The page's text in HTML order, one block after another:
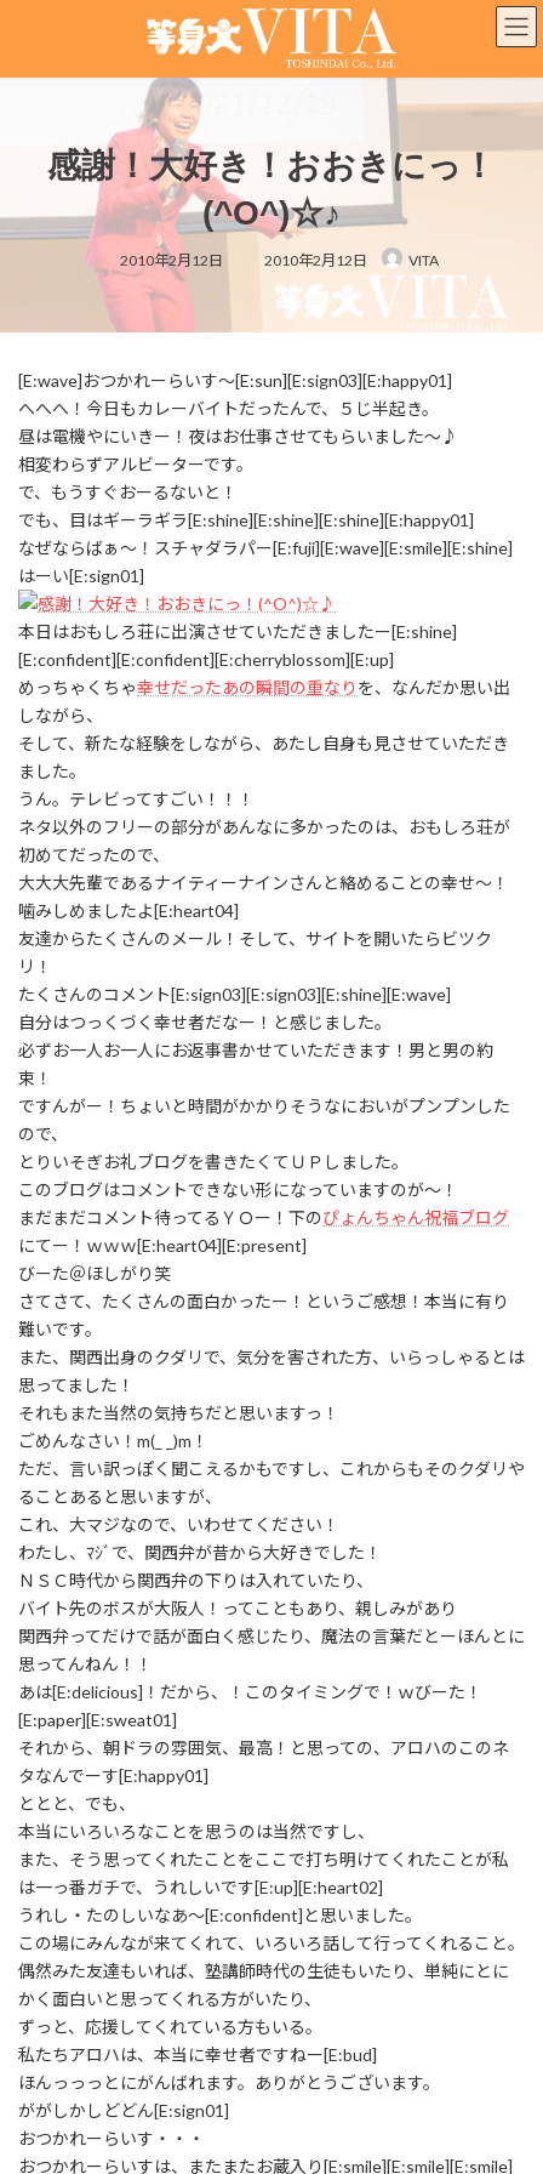
ン
プ
ー
動
感謝！大好き！おおきにっ！
(^O^)☆♪
2010年2月12日
終
新
日
:
2010年2月12日 VITA
[E:wave]おつかれーらいす～[E:sun][E:sign03][E:happy01]
へへへ！今日もカレーバイトだったんで、５じ半起き。
昼は電機やにいきー！夜はお仕事させてもらいました～♪
相変わらずアルビーターです。
で、もうすぐおーるないと！
でも、目はギーラギラ[E:shine][E:shine][E:shine][E:happy01]
なぜならばぁ～！スチャダラパー[E:fuji][E:wave][E:smile][E:shine]
はーい[E:sign01]
本日はおもしろ荘に出演させていただきましたー[E:shine]
[E:confident][E:confident][E:cherryblossom][E:up]
めっちゃくちゃ幸せだったあの瞬間の重なり を、なんだか思い出
しながら、
そして、新たな経験をしながら、あたし自身も見させていただき
ました。
うん。テレビってすごい！！！
ネタ以外のフリーの部分があんなに多かったのは、おもしろ荘が
初めてだったので、
大大大先輩であるナイティーナインさんと絡めることの幸せ～！
噛みしめましたよ[E:heart04]
友達からたくさんのメール！そして、サイトを開いたらビツク
リ！
たくさんのコメント[E:sign03][E:sign03][E:shine][E:wave]
自分はつっくづく幸せ者だなー！と感じました。
必ずお一人お一人にお返事書かせていただきます！男と男の約
束！
ですんがー！ちょいと時間がかかりそうなにおいがプンプンした
ので、
とりいそぎお礼ブログを書きたくてＵＰしました。
このブログはコメントできない形になっていますのが～！
まだまだコメント待ってるＹＯー！下のぴょんちゃん祝福ブログ
にてー！ｗｗｗ[E:heart04][E:present]
びーた＠ほしがり笑
さてさて、たくさんの面白かったー！というご感想！本当に有り
難いです。
また、関西出身のクダリで、気分を害された方、いらっしゃるとは
思ってました！
それもまた当然の気持ちだと思いますっ！
ごめんなさい！m(_ _)m！
ただ、言い訳っぽく聞こえるかもですし、これからもそのクダリや
ることあると思いますが、
これ、大マジなので、いわせてください！
わたし、ﾏｼﾞで、関西弁が昔から大好きでした！
ＮＳＣ時代から関西弁の下りは入れていたり、
バイト先のボスが大阪人！ってこともあり、親しみがあり
関西弁ってだけで話が面白く感じたり、魔法の言葉だとーほんとに
思ってんねん！！
あは[E:delicious]！だから、！このタイミングで！ｗびーた！
[E:paper][E:sweat01]
それから、朝ドラの雰囲気、最高！と思っての、アロハのこのネ
タなんでーす[E:happy01]
ととと、でも、
本当にいろいろなことを思うのは当然ですし、
また、そう思ってくれたことをここで打ち明けてくれたことが私
は一っ番ガチで、うれしいです[E:up][E:heart02]
うれし・たのしいなあ～[E:confident]と思いました。
この場にみんなが来てくれて、いろいろ話して行ってくれること。
偶然みた友達もいれば、塾講師時代の生徒もいたり、単純にとに
かく面白いと思ってくれる方がいたり、
ずっと、応援してくれている方もいる。
私たちアロハは、本当に幸せ者ですねー[E:bud]
ほんっっっとにがんばれます。ありがとうございます。
ががしかしどどん[E:sign01]
おつかれーらいす・・・
おつかれーらいすは、またまたお蔵入り[E:smile][E:smile][E:smile]